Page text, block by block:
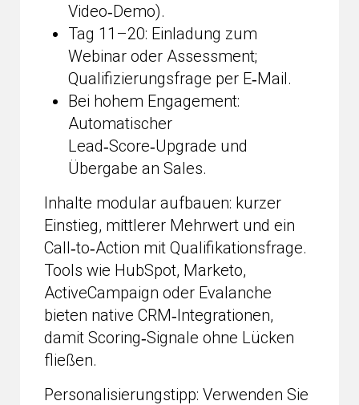
Video‑Demo).
Tag 11–20: Einladung zum
Webinar oder Assessment;
Qualifizierungsfrage per E‑Mail.
Bei hohem Engagement:
Automatischer
Lead‑Score‑Upgrade und
Übergabe an Sales.
Inhalte modular aufbauen: kurzer
Einstieg, mittlerer Mehrwert und ein
Call‑to‑Action mit Qualifikationsfrage.
Tools wie HubSpot, Marketo,
ActiveCampaign oder Evalanche
bieten native CRM‑Integrationen,
damit Scoring‑Signale ohne Lücken
fließen.
Personalisierungstipp: Verwenden Sie